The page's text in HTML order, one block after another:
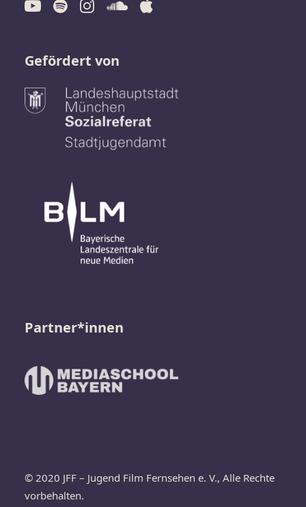
Gefördert von
Partner*innen
© 2020 JFF – Jugend Film Fernsehen e. V., Alle Rechte
vorbehalten.